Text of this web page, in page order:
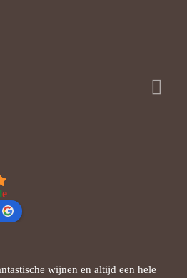
le
wijnen en altijd een hele